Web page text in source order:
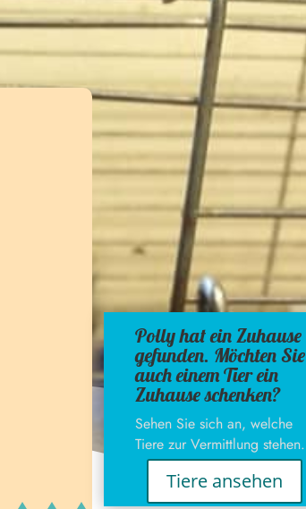
Polly hat ein Zuhause
gefunden. Möchten Sie
auch einem Tier ein
Zuhause schenken?
Sehen Sie sich an, welche
Tiere zur Vermittlung stehen.
Tiere ansehen